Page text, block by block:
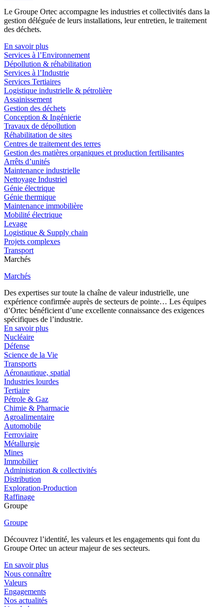
Le Groupe Ortec accompagne les industries et collectivités dans la
gestion déléguée de leurs installations, leur entretien, le traitement
des déchets.
En savoir plus
Services à l’Environnement
Dépollution & réhabilitation
Services à l’Industrie
Services Tertiaires
Logistique industrielle & pétrolière
Assainissement
Gestion des déchets
Conception & Ingénierie
Travaux de dépollution
Réhabilitation de sites
Centres de traitement des terres
Gestion des matières organiques et production fertilisantes
Arrêts d’unités
Maintenance industrielle
Nettoyage Industriel
Génie électrique
Génie thermique
Maintenance immobilière
Mobilité électrique
Levage
Logistique & Supply chain
Projets complexes
Transport
Marchés
Marchés
Des expertises sur toute la chaîne de valeur industrielle, une
expérience confirmée auprès de secteurs de pointe… Les équipes
d’Ortec bénéficient d’une excellente connaissance des exigences
spécifiques de l’industrie.
En savoir plus
Nucléaire
Défense
Science de la Vie
Transports
Aéronautique, spatial
Industries lourdes
Tertiaire
Pétrole & Gaz
Chimie & Pharmacie
Agroalimentaire
Automobile
Ferroviaire
Métallurgie
Mines
Immobilier
Administration & collectivités
Distribution
Exploration-Production
Raffinage
Groupe
Groupe
Découvrez l’identité, les valeurs et les engagements qui font du
Groupe Ortec un acteur majeur de ses secteurs.
En savoir plus
Nous connaître
Valeurs
Engagements
Nos actualités